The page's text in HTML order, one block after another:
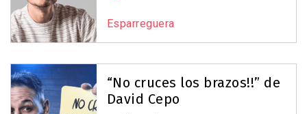
Esparreguera
“No cruces los brazos!!” de
David Cepo